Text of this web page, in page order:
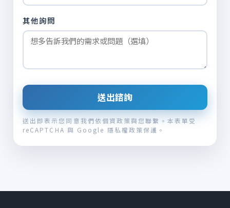
其他詢問
送出諮詢
送出即表示您同意我們依個資政策與您聯繫。本表單受
reCAPTCHA 與 Google 隱私權政策保護。